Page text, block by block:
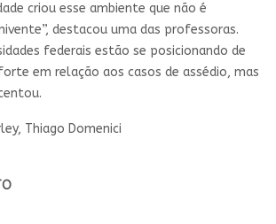
criou esse ambiente que não é
destacou uma das professoras.
federais estão se posicionando de
em relação aos casos de assédio, mas
Thiago Domenici